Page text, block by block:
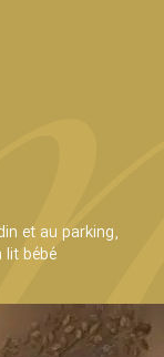
et au parking,
lit bébé